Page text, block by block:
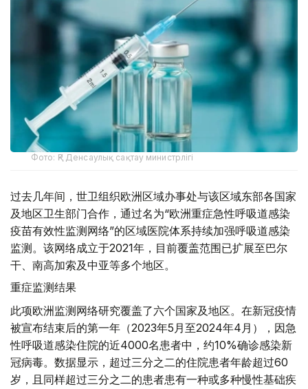
Фото: ҚР Денсаулық сақтау министрлігі
过去几年间，世卫组织欧洲区域办事处与该区域东部各国家
及地区卫生部门合作，通过名为“欧洲重症急性呼吸道感染
疫苗有效性监测网络”的区域医院体系持续加强呼吸道感染
监测。该网络成立于2021年，目前覆盖范围已扩展至巴尔
干、南高加索及中亚等多个地区。
重症监测结果
此项欧洲监测网络研究覆盖了六个国家及地区。在新冠疫情
被宣布结束后的第一年（2023年5月至2024年4月），因急
性呼吸道感染住院的近4000名患者中，约10%确诊感染新
冠病毒。数据显示，超过三分之二的住院患者年龄超过60
岁，且同样超过三分之二的患者患有一种或多种慢性基础疾